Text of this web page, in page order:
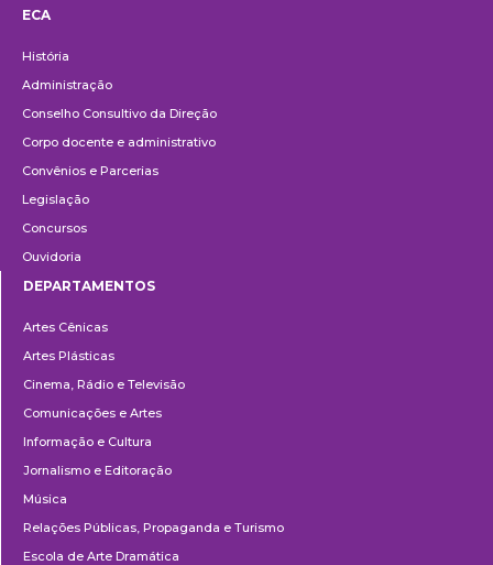
ECA
História
Administração
Conselho Consultivo da Direção
Corpo docente e administrativo
Convênios e Parcerias
Legislação
Concursos
Ouvidoria
DEPARTAMENTOS
Artes Cênicas
Artes Plásticas
Cinema, Rádio e Televisão
Comunicações e Artes
Informação e Cultura
Jornalismo e Editoração
Música
Relações Públicas, Propaganda e Turismo
Escola de Arte Dramática